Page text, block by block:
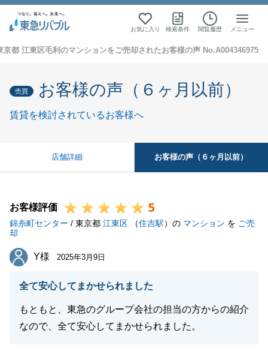
お気に入り 検索条件 閲覧履歴 メニュー
京都 江東区毛利のマンションをご売却されたお客様の声 No.A004346975
売買 お客様の声（６ヶ月以前）
賃貸を検討されているお客様へ
店舗詳細 お客様の声（６ヶ月以前）
お客様評価 5
錦糸町センター / 東京都 江東区 （住吉駅）の マンション を ご売
却
Y様
Y様 2025年3月9日
全て安心してまかせられました
もともと、東急のグループ会社の担当の方からの紹介
なので、全て安心してまかせられました。